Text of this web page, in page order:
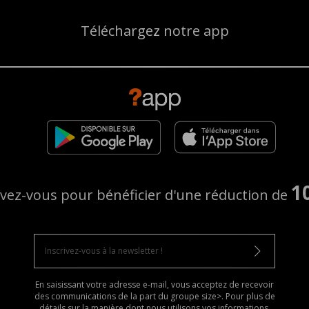
Téléchargez notre app
vous pour bénéficier d'une réduction de
En saisissant votre adresse e-mail, vous acceptez de recevoir
des communications de la part du groupe size>. Pour plus de